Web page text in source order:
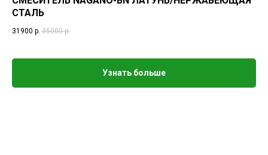
СТАЛЬ
31900 р. 35000 р.
Узнать больше